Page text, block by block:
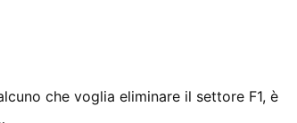
che voglia eliminare il settore F1, è